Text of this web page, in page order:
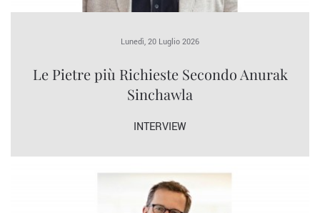
Lunedì, 20 Luglio 2026
Le Pietre più Richieste Secondo Anurak
Sinchawla
INTERVIEW